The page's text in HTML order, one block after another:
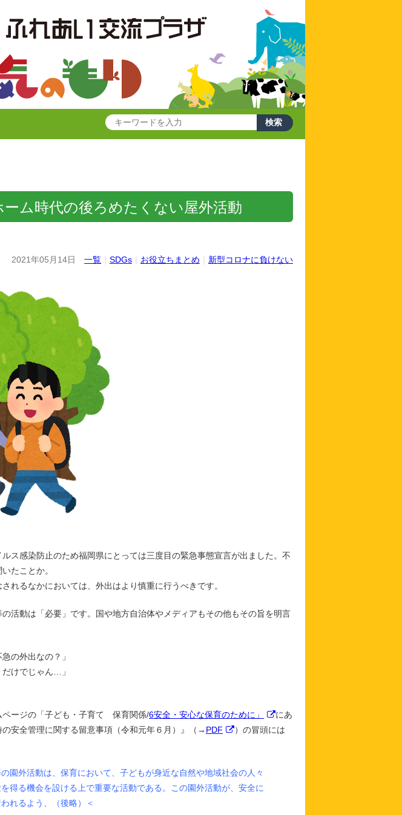
ム時代の後ろめたくない屋外活動
2021年05月14日 一覧 SDGs お役立ちまとめ 新型コロナに負けない
ス感染防止のため福岡県にとっては三度目の緊急事態宣言が出ました。不
たことか。
れるなかにおいては、外出はより慎重に行うべきです。
活動は「必要」です。国や地方自治体やメディアもその他もその旨を明言
の外出なの？」
だけでじゃん…」
ページの「子ども・子育て 保育関係/6安全・安心な保育のために」
にあ
安全管理に関する留意事項（令和元年６月）』（→ PDF
）の冒頭には
園外活動は、保育において、子どもが身近な自然や地域社会の人々
得る機会を設ける上で重要な活動である。この園外活動が、安全に
れるよう、（後略）＜